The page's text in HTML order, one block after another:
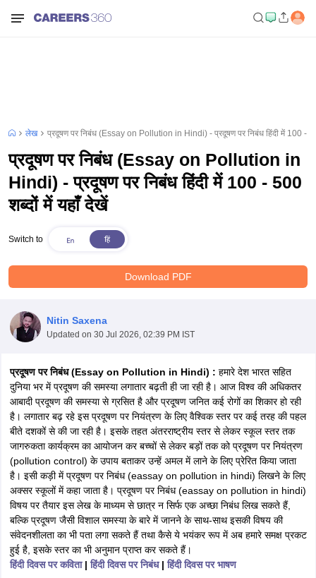
Time Table 2026
12th Supplementary Result 2026 TN 11th Arrear Result 2026 TN
Marksheet 2026 CBSE Second Board Result 2026 Roll Number
HS Result 2026 CBSE Class 12 Result Link 2026 Punjab
CBSE 10th Science Question Paper 2026 Second ExamCBSE 10th
Question Paper 2026TS Inter Supplementary Question
SSLC Karnataka SSLC UK Board 10th Goa Board SSCPSEB 10th
Exam MP Board 12th UK Board 12thGoa Board HSSC PSEB 12th
Public School AdmissionsNavyug School AdmissionMGGS School
Schools in Jaipur Schools in LucknowSchools in Gurgaon Schools
Schools in PunjabSchools in Bihar
Medium Schools in India Gujarati Medium Schools in India
लेख प्रदूषण पर निबंध (Essay on Pollution in Hindi) - प्रदूषण पर निबंध हिंदी में 100 -
प्रदूषण पर निबंध (Essay on Pollution in
Hindi) - प्रदूषण पर निबंध हिंदी में 100 - 500
शब्दों में यहाँ देखें
Switch to
Download PDF
Nitin Saxena
Updated on 30 Jul 2026, 02:39 PM IST
प्रदूषण पर निबंध (Essay on Pollution in Hindi) : हमारे देश भारत सहित
दुनिया भर में प्रदूषण की समस्या लगातार बढ़ती ही जा रही है। आज विश्व की अधिकतर
आबादी प्रदूषण की समस्या से ग्रसित है और प्रदूषण जनित कई रोगों का शिकार हो रही
है। लगातार बढ़ रहे इस प्रदूषण पर नियंत्रण के लिए वैश्विक स्तर पर कई तरह की पहल
बीते दशकों से की जा रही है। इसके तहत अंतरराष्ट्रीय स्तर से लेकर स्कूल स्तर तक
जागरुकता कार्यक्रम का आयोजन कर बच्चों से लेकर बड़ों तक को प्रदूषण पर नियंत्रण
(pollution control) के उपाय बताकर उन्हें अमल में लाने के लिए प्रेरित किया जाता
है। इसी कड़ी में प्रदूषण पर निबंध (eassay on pollution in hindi) लिखने के लिए
अक्सर स्कूलों में कहा जाता है। प्रदूषण पर निबंध (eassay on pollution in hindi)
विषय पर तैयार इस लेख के माध्यम से छात्र न सिर्फ एक अच्छा निबंध लिख सकते हैं,
बल्कि प्रदूषण जैसी विशाल समस्या के बारे में जानने के साथ-साथ इसकी विषय की
संवेदनशीलता का भी पता लगा सकते हैं तथा कैसे ये भयंकर रूप में अब हमारे समक्ष प्रकट
हुई है, इसके स्तर का भी अनुमान प्राप्त कर सकते हैं।
हिंदी दिवस पर कविता|हिंदी दिवस पर निबंध|हिंदी दिवस पर भाषण